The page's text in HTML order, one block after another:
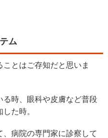
ム
とはご存知だと思いま
る時、眼科や皮膚など普段
た時。
病院の専門家に診察して